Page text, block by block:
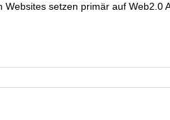
setzen primär auf Web2.0